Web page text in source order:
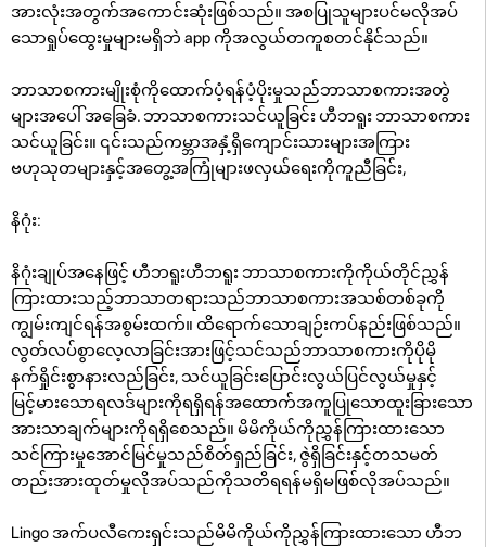
အားလုံးအတွက်အကောင်းဆုံးဖြစ်သည်။ အစပြုသူများပင်မလိုအပ်
သောရှုပ်ထွေးမှုများမရှိဘဲ app ကိုအလွယ်တကူစတင်နိုင်သည်။
ဘာသာစကားမျိုးစုံကိုထောက်ပံ့ရန်ပံ့ပိုးမှုသည်ဘာသာစကားအတွဲ
များအပေါ် အခြေခံ. ဘာသာစကားသင်ယူခြင်း ဟီဘရူး ဘာသာစကား
သင်ယူခြင်း။ ၎င်းသည်ကမ္ဘာအနှံ့ရှိကျောင်းသားများအကြား
ဗဟုသုတများနှင့်အတွေ့အကြုံများဖလှယ်ရေးကိုကူညီခြင်း,
နိဂုံး:
နိဂုံးချုပ်အနေဖြင့် ဟီဘရူးဟီဘရူး ဘာသာစကားကိုကိုယ်တိုင်ညွှန်
ကြားထားသည့်ဘာသာတရားသည်ဘာသာစကားအသစ်တစ်ခုကို
ကျွမ်းကျင်ရန်အစွမ်းထက်။ ထိရောက်သောချဉ်းကပ်နည်းဖြစ်သည်။
လွတ်လပ်စွာလေ့လာခြင်းအားဖြင့်သင်သည်ဘာသာစကားကိုပိုမို
နက်ရှိုင်းစွာနားလည်ခြင်း, သင်ယူခြင်းပြောင်းလွယ်ပြင်လွယ်မှုနှင့်
မြင့်မားသောရလဒ်များကိုရရှိရန်အထောက်အကူပြုသောထူးခြားသော
အားသာချက်များကိုရရှိစေသည်။ မိမိကိုယ်ကိုညွှန်ကြားထားသော
သင်ကြားမှုအောင်မြင်မှုသည်စိတ်ရှည်ခြင်း, ဇွဲရှိခြင်းနှင့်တသမတ်
တည်းအားထုတ်မှုလိုအပ်သည်ကိုသတိရရန်မရှိမဖြစ်လိုအပ်သည်။
Lingo အက်ပလီကေးရှင်းသည်မိမိကိုယ်ကိုညွှန်ကြားထားသော ဟီဘ